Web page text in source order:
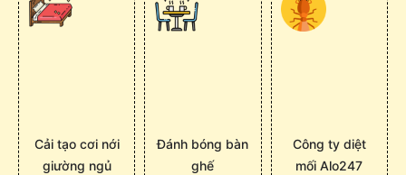
Cải tạo cơi nới
giường ngủ
Đánh bóng bàn
ghế
Công ty diệt
mối Alo247